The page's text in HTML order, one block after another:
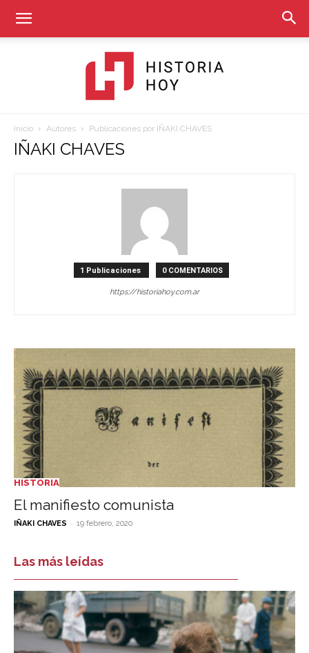
Historia
Inicio Autores Publicaciones por IÑAKI CHAVES
IÑAKI CHAVES
1 Publicaciones 0 COMENTARIOS
https://historiahoy.com.ar
HISTORIA
El manifiesto comunista
IÑAKI CHAVES - 19 febrero, 2020
Las más leídas